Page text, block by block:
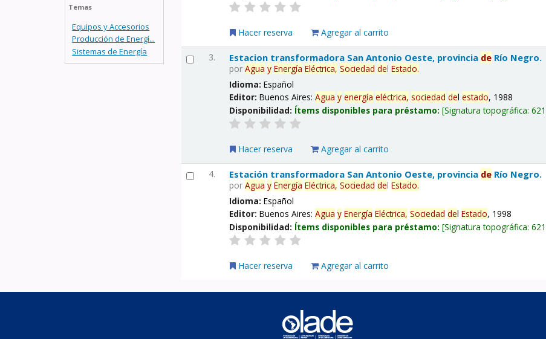
Temas
Equipos y Accesorios
Producción de Energí...
Sistemas de Energía
Hacer reserva Agregar al carrito
3. Estacion transformadora San Antonio Oeste, provincia de Río Negro.
porAgua y Energía Eléctrica, Sociedad delEstado.
Idioma:Español
Editor:Buenos Aires:Agua y energía eléctrica, sociedad delestado, 1988
Disponibilidad: Ítems disponibles para préstamo: Signatura topográfica:
Hacer reserva Agregar al carrito
4. Estación transformadora San Antonio Oeste, provincia de Río Negro.
porAgua y Energía Eléctrica, Sociedad delEstado.
Idioma:Español
Editor:Buenos Aires:Agua y Energía Eléctrica, Sociedad delEstado, 1998
Disponibilidad: Ítems disponibles para préstamo: Signatura topográfica:
Hacer reserva Agregar al carrito